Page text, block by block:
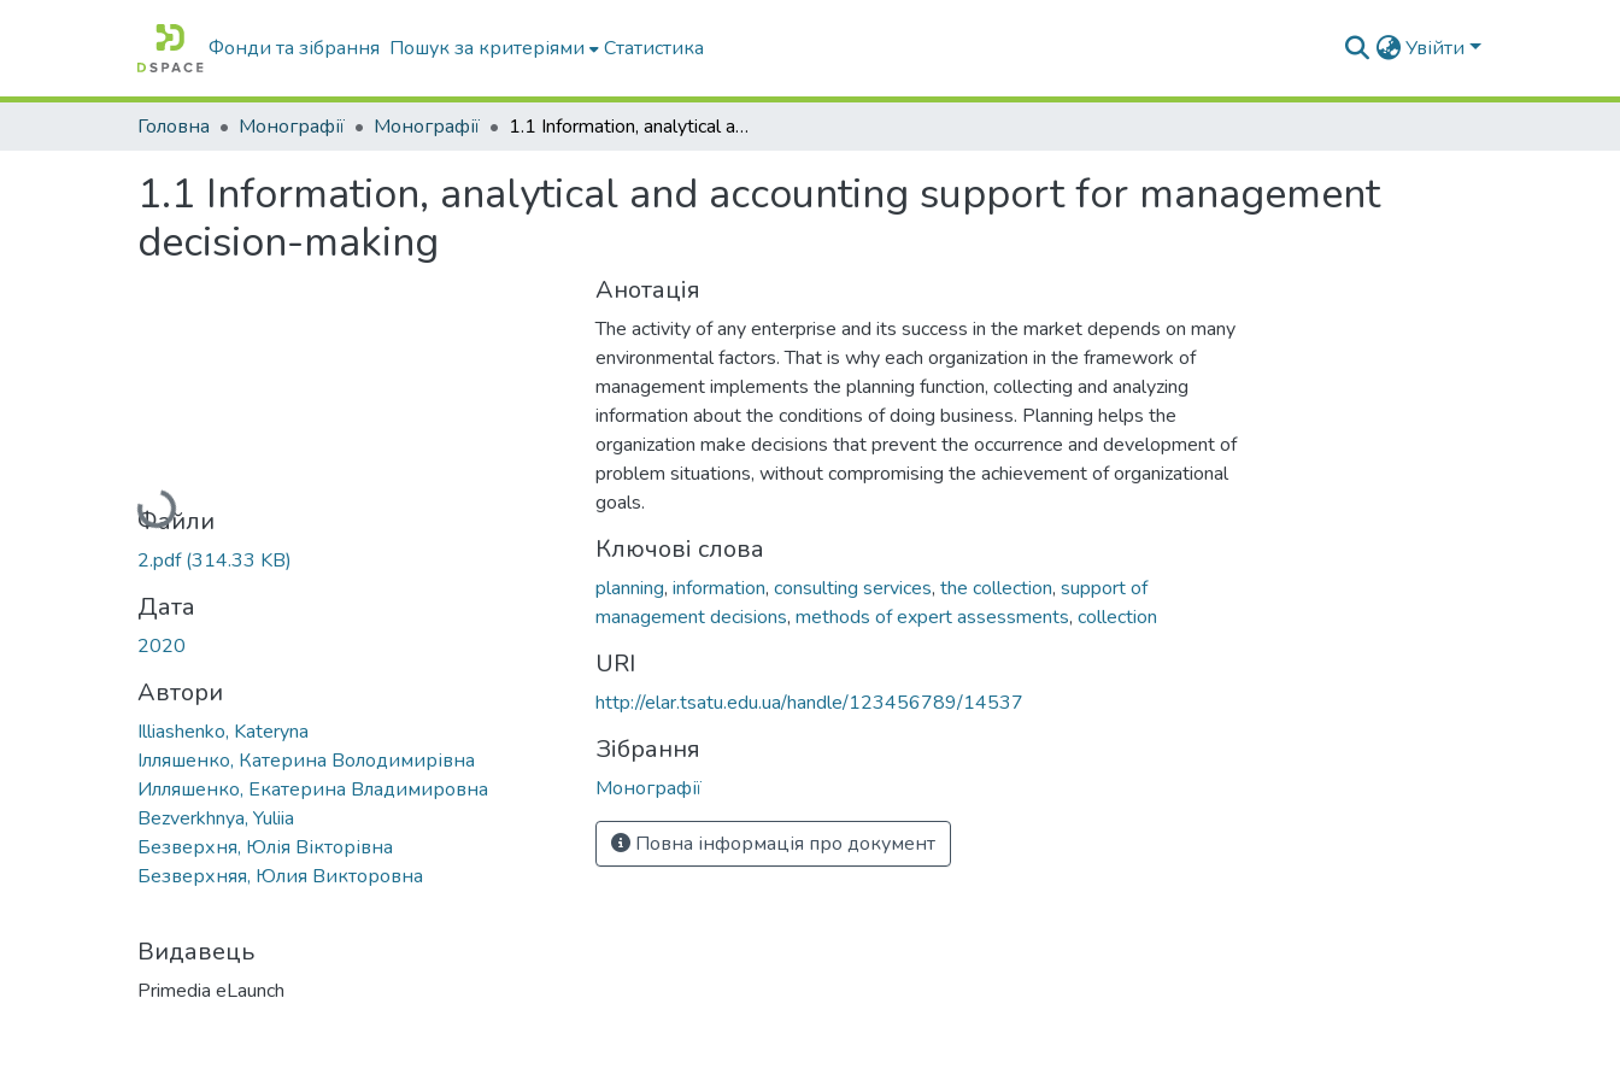
Фонди та зібрання Пошук за критеріями Статистика Увійти
Головна Монографії Монографії 1.1 Information, analytical and accounting support for management decision-making
1.1 Information, analytical and accounting support for management
decision-making
Вантажиться...
Файли
2.pdf(314.33 KB)
Дата
2020
Автори
Illiashenko, Kateryna
Ілляшенко, Катерина Володимирівна
Илляшенко, Екатерина Владимировна
Bezverkhnya, Yuliia
Безверхня, Юлія Вікторівна
Безверхняя, Юлия Викторовна
Видавець
Primedia eLaunch
Анотація
The activity of any enterprise and its success in the market depends on many
environmental factors. That is why each organization in the framework of
management implements the planning function, collecting and analyzing
information about the conditions of doing business. Planning helps the
organization make decisions that prevent the occurrence and development of
problem situations, without compromising the achievement of organizational
goals.
Ключові слова
planning, information, consulting services, the collection, support of
management decisions, methods of expert assessments, collection
URI
http://elar.tsatu.edu.ua/handle/123456789/14537
Зібрання
Монографії
Повна інформація про документ